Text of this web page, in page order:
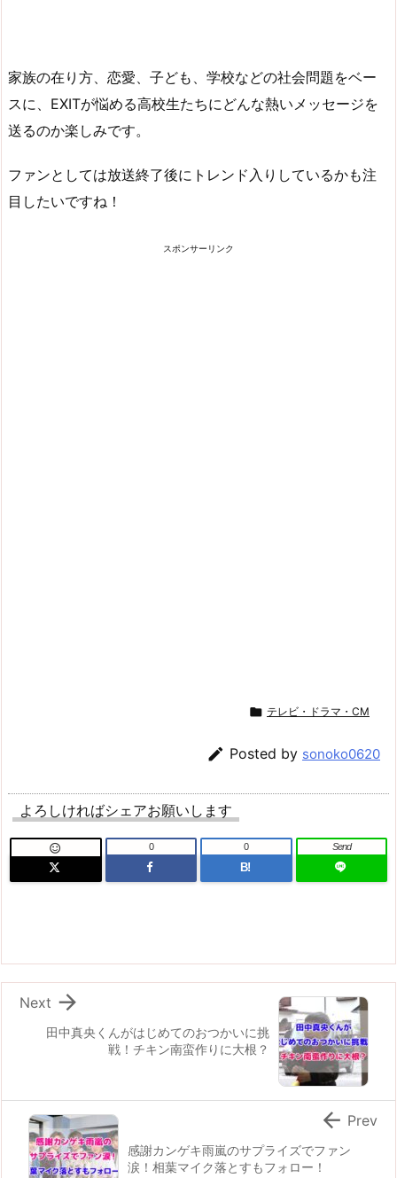
家族の在り方、恋愛、子ども、学校などの社会問題をベー
スに、EXITが悩める高校生たちにどんな熱いメッセージを
送るのか楽しみです。
ファンとしては放送終了後にトレンド入りしているかも注
目したいですね！
スポンサーリンク
 テレビ・ドラマ・CM
 Posted by sonoko0620
よろしければシェアお願いします
 0
B!
0 Send
田中真央くんがはじめてのおつかいに挑
戦！チキン南蛮作りに大根？

Next
感謝カンゲキ雨嵐のサプライズでファン
涙！相葉マイク落とすもフォロー！
 Prev